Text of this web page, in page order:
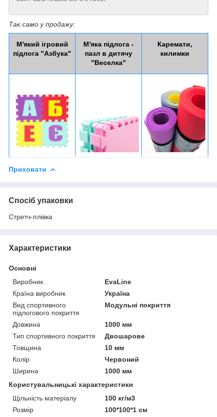
Так само у продажу:
М'який ігровий
підлога "Азбука"
М'яка підлога -
пазл в дитячу
"Веселка"
Каремати,
килимки
Приховати
Спосіб упаковки
Стретч-плівка
Характеристики
Основні
Виробник
EvaLine
Країна виробник
Україна
Вид спортивного
підлогового покриття
Модульні покриття
Довжина
1000 мм
Тип спортивного покриття
Двошарове
Товщина
10 мм
Колір
Червоний
Ширина
1000 мм
Користувальницькі характеристики
Щільність матеріалу
100 кг/м3
Розмір
100*100*1 см